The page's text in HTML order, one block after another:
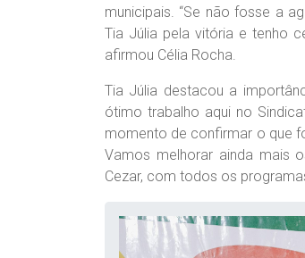
municipais. “Se não fosse a
Tia Júlia pela vitória e tenho
afirmou Célia Rocha.
Tia Júlia destacou a
ótimo trabalho aqui no
momento de confirmar o que
Vamos melhorar ainda mais
Cezar, com todos os